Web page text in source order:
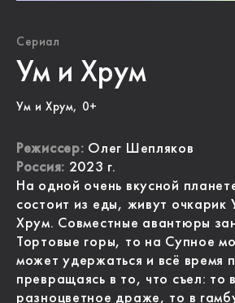
Сериал
Ум и Хрум
Ум и Хрум, 0+
Режиссер: Олег Шепляков
Россия: 2023 г.
На одной очень вкусной
состоит из еды, живут
Хрум. Совместные авантюры
Тортовые горы, то на Супное
может удержаться и всё время
превращаясь в то, что съел: то
разноцветное драже, то в